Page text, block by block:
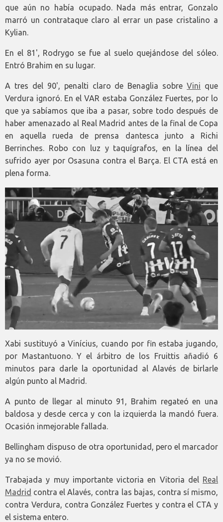
que aún no había ocupado. Nada más entrar, Gonzalo
marró un contrataque claro al errar un pase cristalino a
Kylian.
En el 81', Rodrygo se fue al suelo quejándose del sóleo.
Entró Brahim en su lugar.
A tres del 90', penalti claro de Benaglia sobreVini que
Verdura ignoró. En el VAR estaba González Fuertes, por lo
que ya sabíamos que iba a pasar, sobre todo después de
haber amenazado al Real Madrid antes de la final de Copa
en aquella rueda de prensa dantesca junto a Richi
Berrinches. Robo con luz y taquígrafos, en la línea del
sufrido ayer por Osasuna contra el Barça. El CTA está en
plena forma.
Xabi sustituyó a Vinícius, cuando por fin estaba jugando,
por Mastantuono. Y el árbitro de los Fruittis añadió 6
minutos para darle la oportunidad al Alavés de birlarle
algún punto al Madrid.
A punto de llegar al minuto 91, Brahim regateó en una
baldosa y desde cerca y con la izquierda la mandó fuera.
Ocasión inmejorable fallada.
Bellingham dispuso de otra oportunidad, pero el marcador
ya no se movió.
Trabajada y muy importante victoria en Vitoria del Real
Madrid contra el Alavés, contra las bajas, contra sí mismo,
contra Verdura, contra González Fuertes y contra el CTA y
el sistema entero.